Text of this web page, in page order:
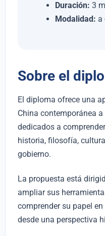
Duración: 3
Modalidad: a
Sobre el
El diploma ofrece una
China contemporánea
dedicados a
historia, filosofía,
gobierno.
La propuesta está
ampliar sus
comprender su papel
desde una perspectiva